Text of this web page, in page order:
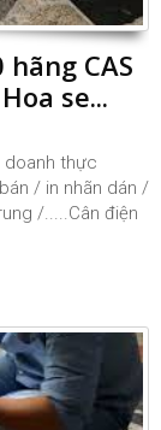
CAS
se...
doanh thực
/ in nhãn dán /
/.....Cân điện